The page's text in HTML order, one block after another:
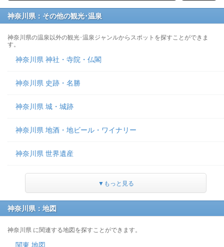
神奈川県：その他の観光･温泉
神奈川県の温泉以外の観光･温泉ジャンルからスポットを探すことができま
す。
神奈川県 神社・寺院・仏閣
神奈川県 史跡・名勝
神奈川県 城・城跡
神奈川県 地酒・地ビール・ワイナリー
神奈川県 世界遺産
▼もっと見る
神奈川県：地図
神奈川県 に関連する地図を探すことができます。
関東 地図